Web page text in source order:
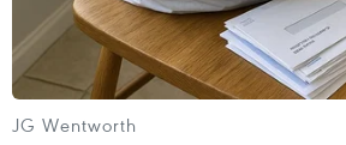
JG Wentworth